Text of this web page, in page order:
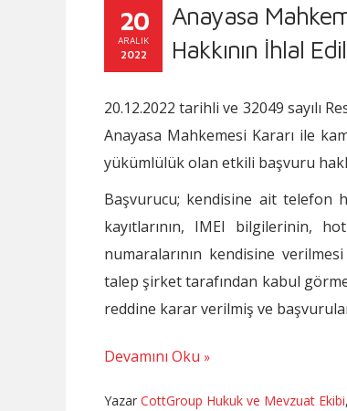
20
ARALIK
2022
Anayasa
Hakkının İhlal
20.12.2022 tarihli ve 32049 sayılı
Anayasa Mahkemesi Kararı ile
yükümlülük olan etkili başvuru
Başvurucu; kendisine ait telefon
kayıtlarının, IMEI bilgilerinin,
numaralarının kendisine
talep şirket tarafından kabul
reddine karar verilmiş ve
Devamını Oku
Yazar CottGroup Hukuk ve Mevzuat Ekibi,